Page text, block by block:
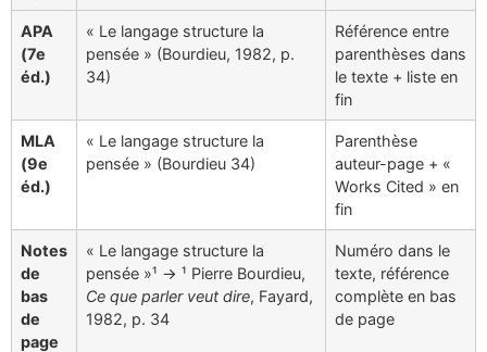
APA
(7e
éd.)
« Le langage structure la
pensée » (Bourdieu, 1982, p.
34)
Référence entre
parenthèses dans
le texte + liste en
fin
MLA
(9e
éd.)
« Le langage structure la
pensée » (Bourdieu 34)
Parenthèse
auteur-page + «
Works Cited » en
fin
Notes
de
bas
de
page
« Le langage structure la
pensée »¹ → ¹ Pierre Bourdieu,
Ce que parler veut dire, Fayard,
1982, p. 34
Numéro dans le
texte, référence
complète en bas
de page